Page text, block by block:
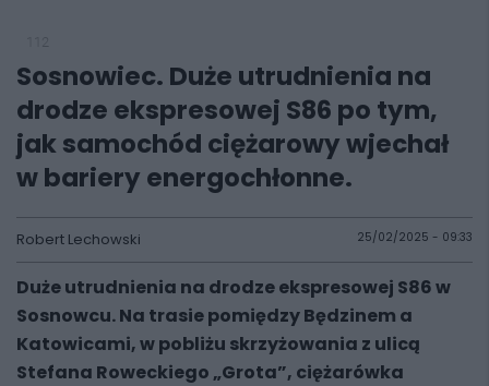
Sosnowiec. Duże utrudnienia na
drodze ekspresowej S86 po tym,
jak samochód ciężarowy wjechał
w bariery energochłonne.
Robert Lechowski 25/02/2025 - 09:33
Duże utrudnienia na drodze ekspresowej S86 w
Sosnowcu. Na trasie pomiędzy Będzinem a
Katowicami, w pobliżu skrzyżowania z ulicą
Stefana Roweckiego „Grota”, ciężarówka